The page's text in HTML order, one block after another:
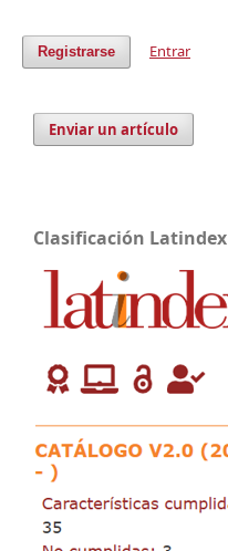
Registrarse Entrar
Enviar un artículo
Clasificación Latindex